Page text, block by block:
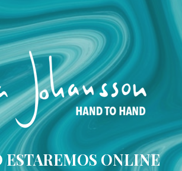
ESTAREMOS ONLINE